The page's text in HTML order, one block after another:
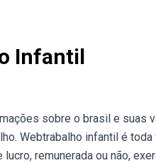
Infantil
sobre o brasil e suas
Webtrabalho infantil é
remunerada ou não,